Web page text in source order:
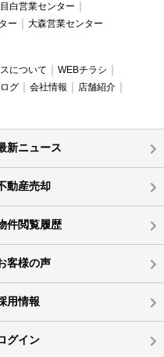
目白営業センター
ー 大森営業センター
について
WEBチラシ
グ 会社情報
店舗紹介
新ニュース
動産売却
件閲覧履歴
客様の声
用情報
グイン